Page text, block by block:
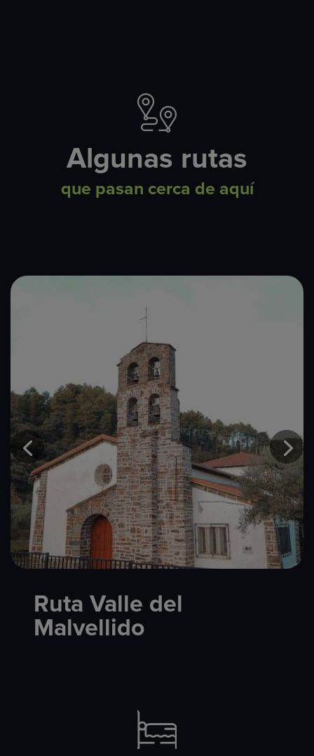
Algunas rutas
que pasan cerca de aquí
Ruta Valle del
Malvellido